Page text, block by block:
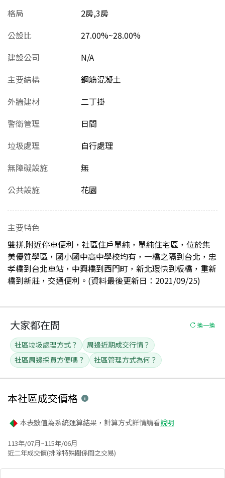
格局
2房,3房
公設比
27.00%~28.00%
建設公司
N/A
主要結構
鋼筋混凝土
外牆建材
二丁掛
警衛管理
日間
垃圾處理
自行處理
無障礙設施
無
公共設施
花園
主要特色
雙拼.附近停車便利，社區住戶單純，單純住宅區，位於集
美優質學區，國小國中高中學校均有，一橋之隔到台北，忠
孝橋到台北車站，中興橋到西門町，新北環快到板橋，重新
橋到新莊，交通便利。(資料最後更新日：2021/09/25)
大家都在問 換一換
社區垃圾處理方式？
周邊近期成交行情？
社區周邊採買方便嗎？
社區管理方式為何？
本社區成交價格
本表數值為系統運算結果，計算方式詳情請看說明
113年/07月~115年/06月
近二年成交價(排除特殊關係間之交易)